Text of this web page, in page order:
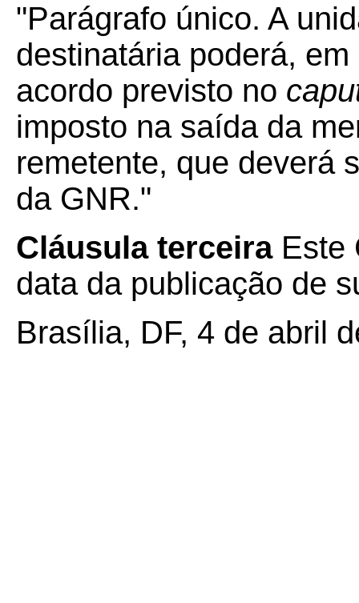
"Parágrafo único. A
destinatária poderá,
acordo previsto no
imposto na saída da
remetente, que deverá
da GNR."
Cláusula terceiraEste
data da publicação de
Brasília, DF, 4 de abril